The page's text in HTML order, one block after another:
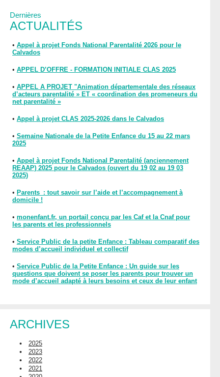
Dernières
ACTUALITÉS
• Appel à projet Fonds National Parentalité 2026 pour le
Calvados
• APPEL D’OFFRE - FORMATION INITIALE CLAS 2025
• APPEL A PROJET "Animation départementale des réseaux
d’acteurs parentalité » ET « coordination des promeneurs du
net parentalité »
• Appel à projet CLAS 2025-2026 dans le Calvados
• Semaine Nationale de la Petite Enfance du 15 au 22 mars
2025
• Appel à projet Fonds National Parentalité (anciennement
REAAP) 2025 pour le Calvados (ouvert du 19 02 au 19 03
2025)
• Parents : tout savoir sur l’aide et l’accompagnement à
domicile !
• monenfant.fr, un portail conçu par les Caf et la Cnaf pour
les parents et les professionnels
• Service Public de la petite Enfance : Tableau comparatif des
modes d’accueil individuel et collectif
• Service Public de la Petite Enfance : Un guide sur les
questions que doivent se poser les parents pour trouver un
mode d’accueil adapté à leurs besoins et ceux de leur enfant
ARCHIVES
2025
2023
2022
2021